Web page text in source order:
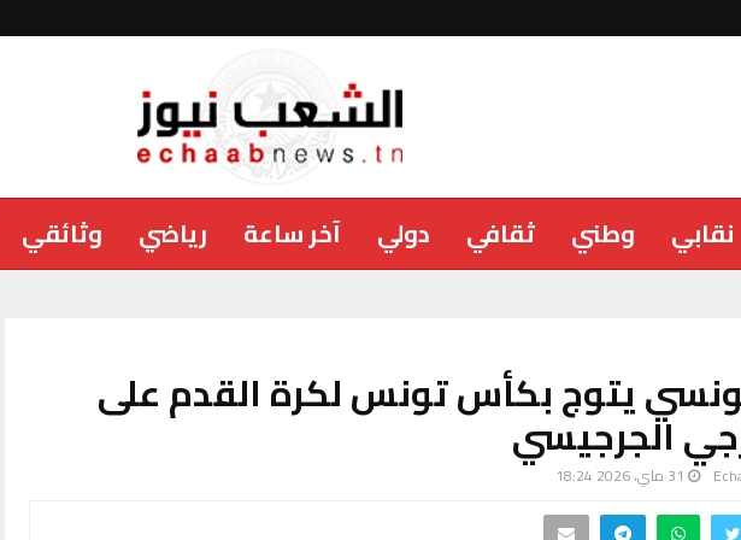
نقابي وطني ثقافي دولي آخر ساعة رياضي وثائقي
يتوج بكأس تونس لكرة القدم على
الجرجيسي
31 ماي، 2026 18:24